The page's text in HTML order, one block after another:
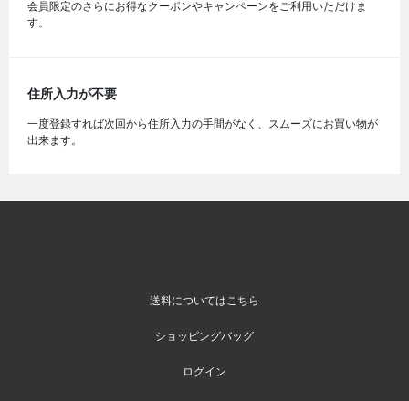
会員限定のさらにお得なクーポンやキャンペーンをご利用いただけま
す。
住所入力が不要
一度登録すれば次回から住所入力の手間がなく、スムーズにお買い物が
出来ます。
送料についてはこちら
ショッピングバッグ
ログイン